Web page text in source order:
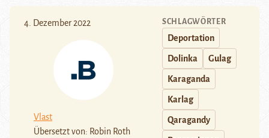
4. Dezember 2022
Vlast
Übersetzt von: Robin Roth
SCHLAGWÖRTER
Deportation
Dolinka Gulag
Karaganda
Karlag
Qaragandy